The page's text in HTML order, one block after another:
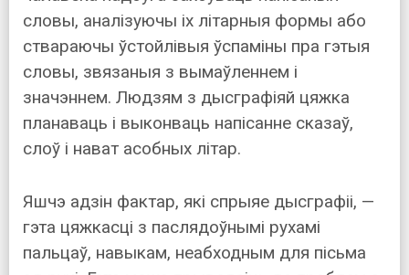
словы, аналізуючы іх літарныя формы або
ствараючы ўстойлівыя ўспаміны пра гэтыя
словы, звязаныя з вымаўленнем і
значэннем. Людзям з дысграфіяй цяжка
планаваць і выконваць напісанне сказаў,
слоў і нават асобных літар.
Яшчэ адзін фактар, які спрыяе дысграфіі, —
гэта цяжкасці з паслядоўнымі рухамі
пальцаў, навыкам, неабходным для пісьма